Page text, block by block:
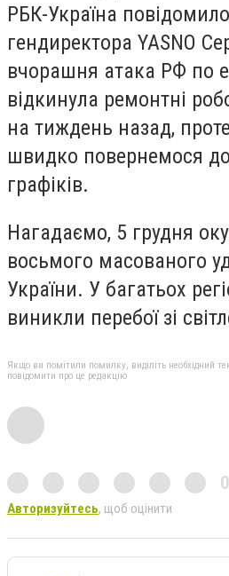
РБК-Україна
гендиректора YASNO
вчорашня атака РФ по
відкинула ремонтні
на тиждень назад,
швидко повернемося до
графіків.
Нагадаємо, 5 грудня
восьмого масованого
України. У багатьох
виникли перебої зі
Якщо ви помітили помилку, виділіть необхідний
повідомити про це редакцію
Авторизуйтесь, щоб оцінити